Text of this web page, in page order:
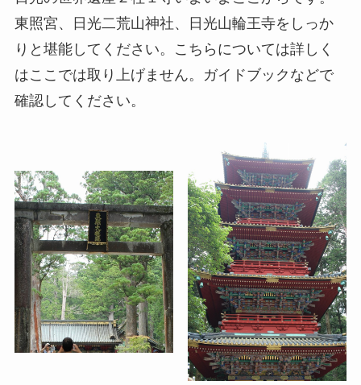
東照宮、日光二荒山神社、日光山輪王寺をしっか
りと堪能してください。こちらについては詳しく
はここでは取り上げません。ガイドブックなどで
確認してください。